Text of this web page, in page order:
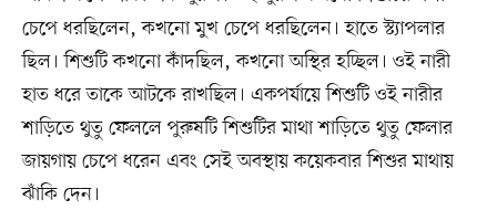
চেপে ধরছিলেন, কখনো মুখ চেপে ধরছিলেন। হাতে স্ট্যাপলার
ছিল। শিশুটি কখনো কাঁদছিল, কখনো অস্থির হচ্ছিল। ওই নারী
হাত ধরে তাকে আটকে রাখছিল। একপর্যায়ে শিশুটি ওই নারীর
শাড়িতে থুতু ফেললে পুরুষটি শিশুটির মাথা শাড়িতে থুতু ফেলার
জায়গায় চেপে ধরেন এবং সেই অবস্থায় কয়েকবার শিশুর মাথায়
ঝাঁকি দেন।